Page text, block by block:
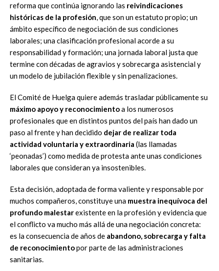
reforma que continúa ignorando las reivindicaciones
históricas de la profesión, que son un estatuto propio; un
ámbito específico de negociación de sus condiciones
laborales; una clasificación profesional acorde a su
responsabilidad y formación; una jornada laboral justa que
termine con décadas de agravios y sobrecarga asistencial y
un modelo de jubilación flexible y sin penalizaciones.
El Comité de Huelga quiere además trasladar públicamente su
máximo apoyo y reconocimientoa los numerosos
profesionales que en distintos puntos del país han dado un
paso al frente y han decidido dejar de realizar toda
actividad voluntaria y extraordinaria (las llamadas
‘peonadas’) como medida de protesta ante unas condiciones
laborales que consideran ya insostenibles.
Esta decisión, adoptada de forma valiente y responsable por
muchos compañeros, constituye una muestra inequívoca del
profundo malestarexistente en la profesión y evidencia que
el conflicto va mucho más allá de una negociación concreta:
es la consecuencia de años de abandono, sobrecarga y falta
de reconocimientopor parte de las administraciones
sanitarias.